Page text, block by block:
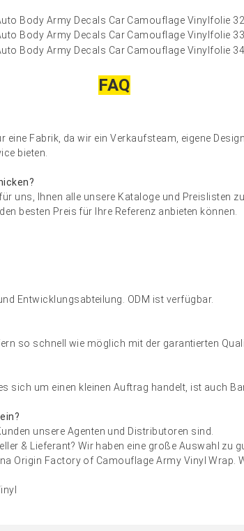
FAQ
eine Fabrik, da wir ein Verkaufsteam, eigene
bieten.
uns, Ihnen alle unsere Kataloge und Preislisten
besten Preis für Ihre Referenz anbieten können.
Entwicklungsabteilung. ODM ist verfügbar.
so schnell wie möglich mit der garantierten
sich um einen kleinen Auftrag handelt, ist auch
unsere Agenten und Distributoren sind.
& Lieferant? Wir haben eine große Auswahl zu
Origin Factory of Camouflage Army Vinyl Wrap.